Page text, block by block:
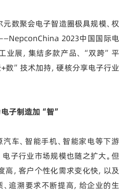
元数聚会电子智造圈极具规模、权
2023中国国际电
业展，集结多款产品、“双跨”平
数”技术加持，硬核分享电子行业
子制造加“智”
汽车、智能手机、智能家电等下游
子行业市场规模也随之扩大。但
，客户个性化需求变化快，以及
追溯要求不断提高，给企业的生